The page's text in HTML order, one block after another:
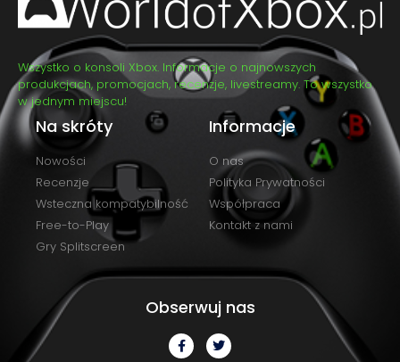
Wszystko o konsoli Xbox. Informacje o najnowszych
produkcjach, promocjach, recenzje, livestreamy. To wszystko
w jednym miejscu!
Na skróty
Nowości
Recenzje
Wsteczna kompatybilność
Free-to-Play
Gry Splitscreen
Informacje
O nas
Polityka Prywatności
Współpraca
Kontakt z nami
Obserwuj nas